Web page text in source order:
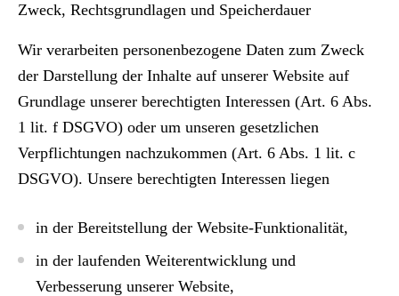
Zweck, Rechtsgrundlagen und Speicherdauer
Wir verarbeiten personenbezogene Daten zum Zweck
der Darstellung der Inhalte auf unserer Website auf
Grundlage unserer berechtigten Interessen (Art. 6 Abs.
1 lit. f DSGVO) oder um unseren gesetzlichen
Verpflichtungen nachzukommen (Art. 6 Abs. 1 lit. c
DSGVO). Unsere berechtigten Interessen liegen
in der Bereitstellung der Website-Funktionalität,
in der laufenden Weiterentwicklung und
Verbesserung unserer Website,